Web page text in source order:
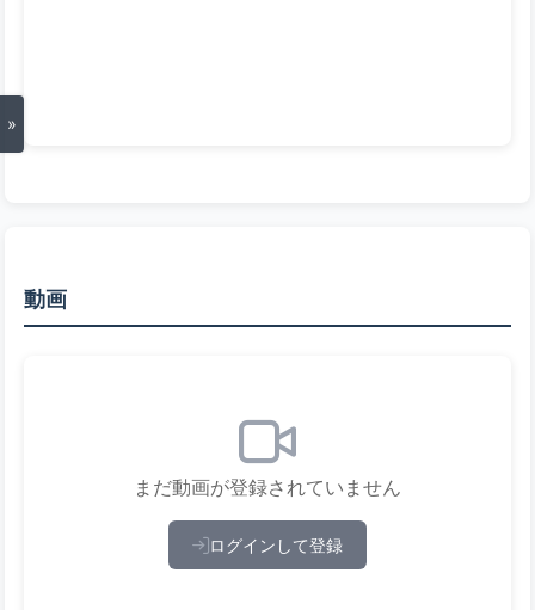
»
動画
まだ動画が登録されていません
ログインして登録